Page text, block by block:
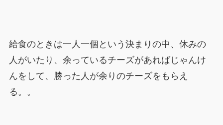
給食のときは一人一個という決まりの中、休みの
人がいたり、余っているチーズがあればじゃんけ
んをして、勝った人が余りのチーズをもらえ
る。。